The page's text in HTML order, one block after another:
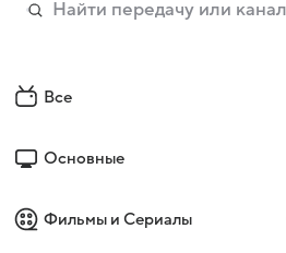
Все
Основные
Фильмы и Сериалы